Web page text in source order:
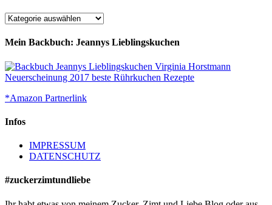
Rezeptübersicht
Mein Backbuch: Jeannys Lieblingskuchen
*Amazon Partnerlink
Infos
IMPRESSUM
DATENSCHUTZ
#zuckerzimtundliebe